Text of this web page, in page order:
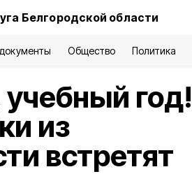
Белгородской области
Общество Политика
год!
из
встретят